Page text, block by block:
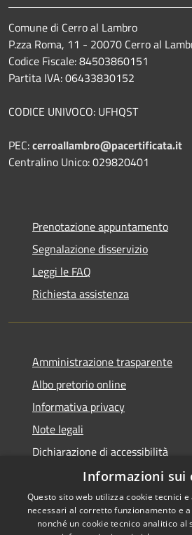
Comune di Cerro al Lambro
P.zza Roma, 11 - 20070 Cerro al
Codice Fiscale: 84503860151
Partita IVA: 06433830152
CODICE UNIVOCO: UFHQST
PEC:cerroallambro@pacertificata.it
Centralino Unico: 029820401
Prenotazione appuntamento
Segnalazione disservizio
Leggi le FAQ
Richiesta assistenza
Amministrazione trasparente
Albo pretorio online
Informativa privacy
Note legali
Dichiarazione di accessibilità
Informazioni sui
Questo sito web utilizza cookie tecnici
necessari al corretto funzionamento e
nonché un cookie tecnico analitico al